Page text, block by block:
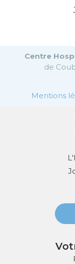
Centre
de
Mentions